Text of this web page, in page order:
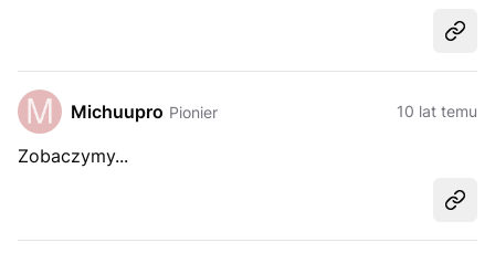
Michuupro Pionier 10 lat temu
Zobaczymy...